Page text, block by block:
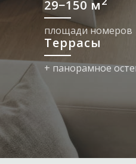
29−150 м
площади номеров
+ панорамное
Террасы